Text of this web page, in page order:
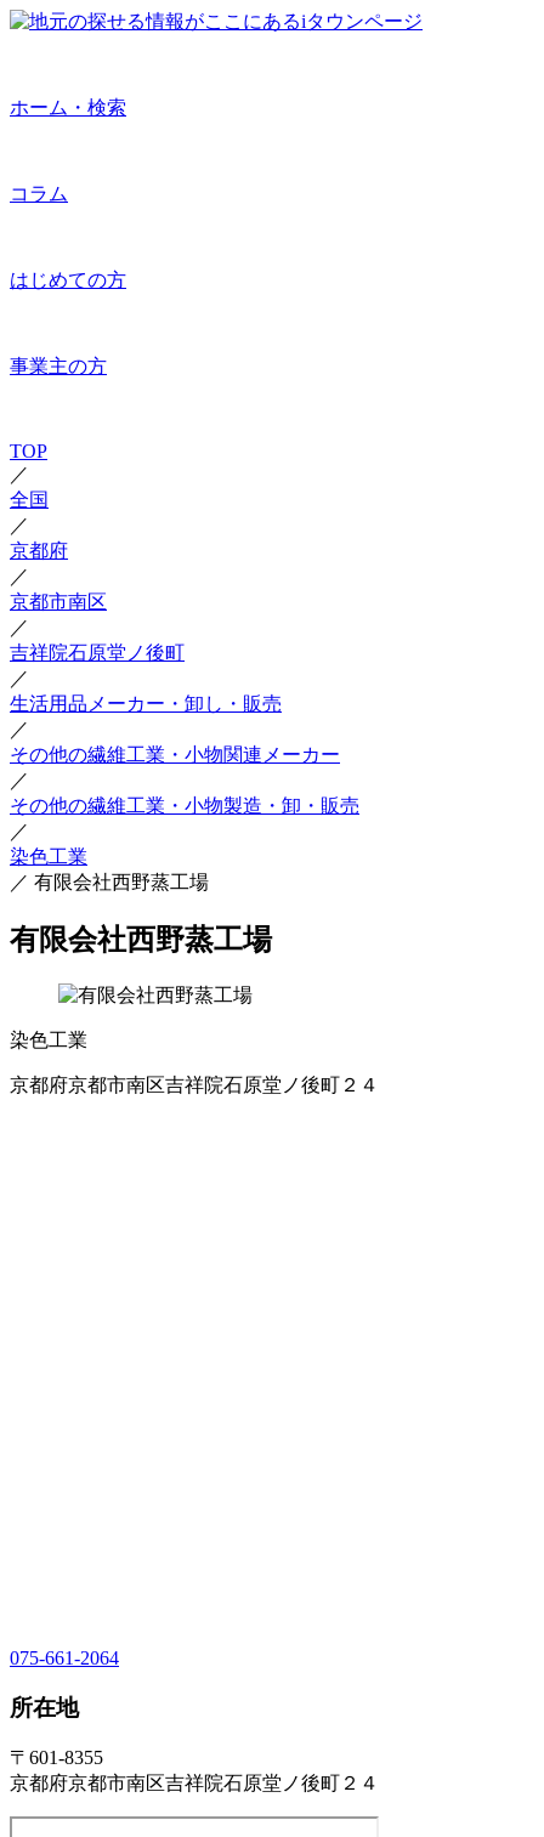
ホーム・検索
コラム
はじめての方
事業主の方
TOP
／
全国
／
京都府
／
京都市南区
／
吉祥院石原堂ノ後町
／
生活用品メーカー・卸し・販売
／
その他の繊維工業・小物関連メーカー
／
その他の繊維工業・小物製造・卸・販売
／
染色工業
／ 有限会社西野蒸工場
有限会社西野蒸工場
染色工業
京都府京都市南区吉祥院石原堂ノ後町２４
075-661-2064
所在地
〒601-8355
京都府京都市南区吉祥院石原堂ノ後町２４